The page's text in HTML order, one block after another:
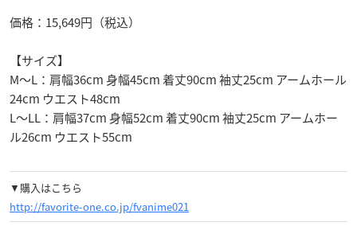
価格：15,649円（税込）
【サイズ】
M～L：肩幅36cm 身幅45cm 着丈90cm 袖丈25cm アームホール
24cm ウエスト48cm
L～LL：肩幅37cm 身幅52cm 着丈90cm 袖丈25cm アームホー
ル26cm ウエスト55cm
▼購入はこちら
http://favorite-one.co.jp/fvanime021